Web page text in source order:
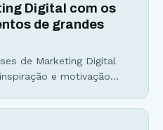
muitos leitores
Digital com os
de grandes
de Marketing Digital
e motivação
como importante